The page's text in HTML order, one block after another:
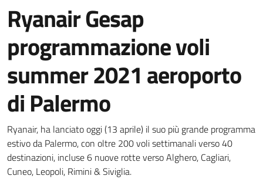
Ryanair Gesap
programmazione voli
summer 2021 aeroporto
di Palermo
Dettagli della notizia
Ryanair, ha lanciato oggi (13 aprile) il suo più grande programma
estivo da Palermo, con oltre 200 voli settimanali verso 40
destinazioni, incluse 6 nuove rotte verso Alghero, Cagliari,
Cuneo, Leopoli, Rimini & Siviglia.